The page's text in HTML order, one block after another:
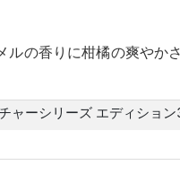
ルの香りに柑橘の爽やか
ャーシリーズ エディション